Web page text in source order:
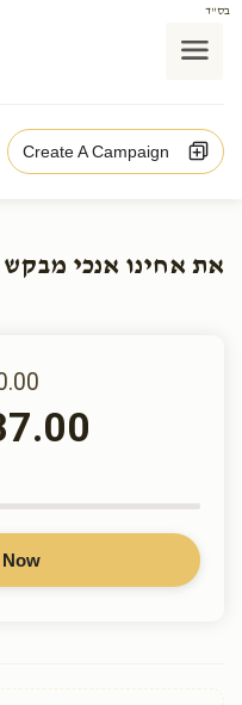
בס"ד
Create A Campaign
את אחינו אנכי מבקש